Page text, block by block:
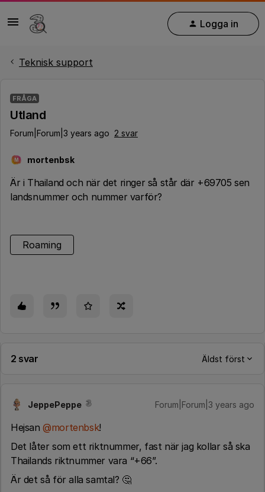
Logga in
Teknisk support
FRÅGA
Utland
Forum|Forum|3 years ago 2 svar
M mortenbsk
Är i Thailand och när det ringer så står där +69705 sen
landsnummer och nummer varför?
Roaming
2 svar Äldst först
JeppePeppe Forum|Forum|3 years ago
Hejsan@mortenbsk!
Det låter som ett riktnummer, fast när jag kollar så ska
Thailands riktnummer vara “+66”.
Är det så för alla samtal? 🤔